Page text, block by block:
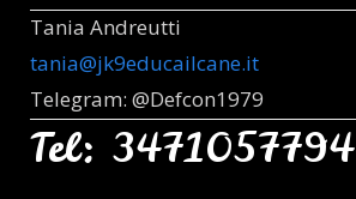
Tania Andreutti
tania@jk9educailcane.it
Telegram: @Defcon1979
Tel: 3471057794